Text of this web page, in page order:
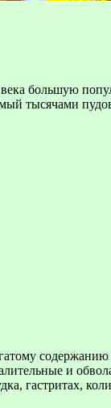
большую
тысячами
и
гастритах,